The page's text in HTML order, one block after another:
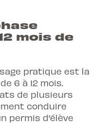
mois de
pratique est la
6 à 12 mois.
de plusieurs
conduire
permis d'élève